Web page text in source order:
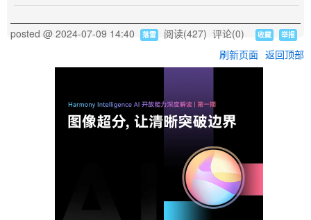
posted @ 2024-07-09 14:40 落雷 阅读(427) 评论(0) 收藏 举报
刷新页面 返回顶部